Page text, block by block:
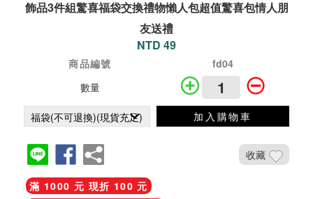
飾品3件組驚喜福袋交換禮物懶人包超值驚喜包情人朋
友送禮
NTD 49
商品編號
fd04
數量
加入購物車
收藏
滿 1000 元 現折 100 元